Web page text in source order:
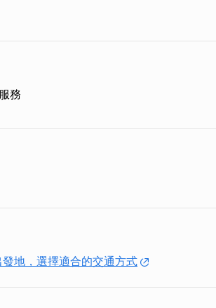
想做出更好，在與中國醫藥大學、台大
香蜂草的舒壓力量，與一條根的深層療
，是一種傳承與創新的延續。
務
地，選擇適合的交通方式